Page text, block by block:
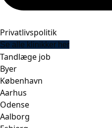
Privatlivspolitik
Se alle klinikker her
Tandlæge job
Byer
København
Aarhus
Odense
Aalborg